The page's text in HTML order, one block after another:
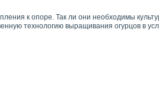
к опоре. Так ли они необходимы
технологию выращивания огурцов в